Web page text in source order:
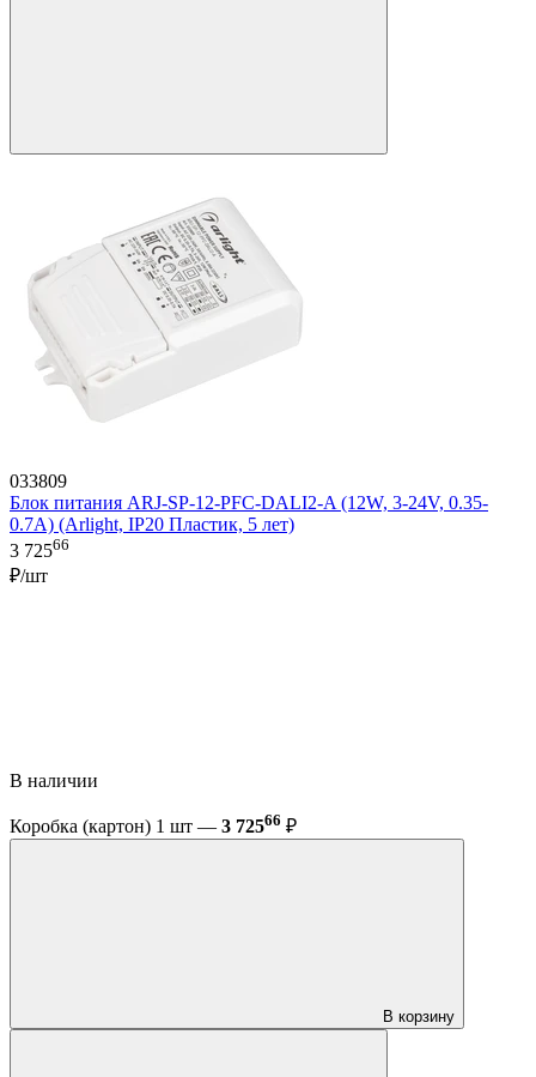
033809
Блок питания ARJ-SP-12-PFC-DALI2-A (12W, 3-24V, 0.35-
0.7A) (Arlight, IP20 Пластик, 5 лет)
3 72566
₽/шт
В наличии
Коробка (картон) 1 шт — 3 72566 ₽
В корзину